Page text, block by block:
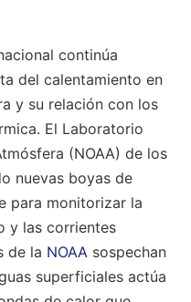
continúa
del calentamiento en
y su relación con los
El Laboratorio
(NOAA) de los
nuevas boyas de
para monitorizar la
y las corrientes
de la NOAA sospechan
superficiales actúa